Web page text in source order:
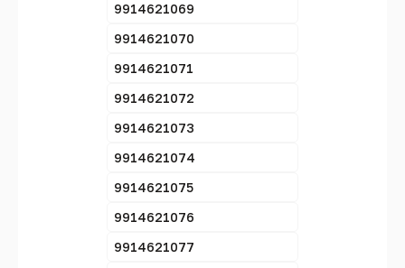
9914621069
9914621070
9914621071
9914621072
9914621073
9914621074
9914621075
9914621076
9914621077